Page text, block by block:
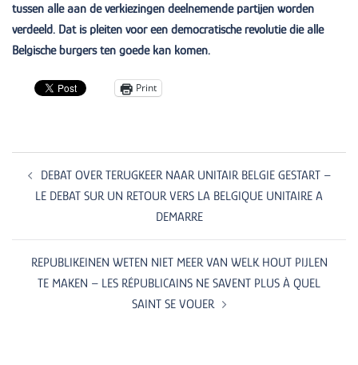
tussen alle aan de verkiezingen deelnemende partijen worden
verdeeld. Dat is pleiten voor een democratische revolutie die alle
Belgische burgers ten goede kan komen.
Print
Post
navigation
DEBAT OVER TERUGKEER NAAR UNITAIR BELGIE GESTART –
LE DEBAT SUR UN RETOUR VERS LA BELGIQUE UNITAIRE A
DEMARRE
REPUBLIKEINEN WETEN NIET MEER VAN WELK HOUT PIJLEN
TE MAKEN – LES RÉPUBLICAINS NE SAVENT PLUS À QUEL
SAINT SE VOUER